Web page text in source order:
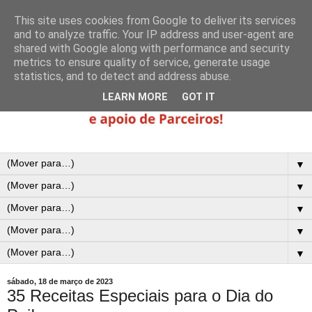
▼
▼
▼
▼
▼
sábado, 18 de março de 2023
35 Receitas Especiais para o Dia do
This site uses cookies from Google to deliver its services
and to analyze traffic. Your IP address and user-agent are
shared with Google along with performance and security
metrics to ensure quality of service, generate usage
statistics, and to detect and address abuse.
LEARN MORE GOT IT